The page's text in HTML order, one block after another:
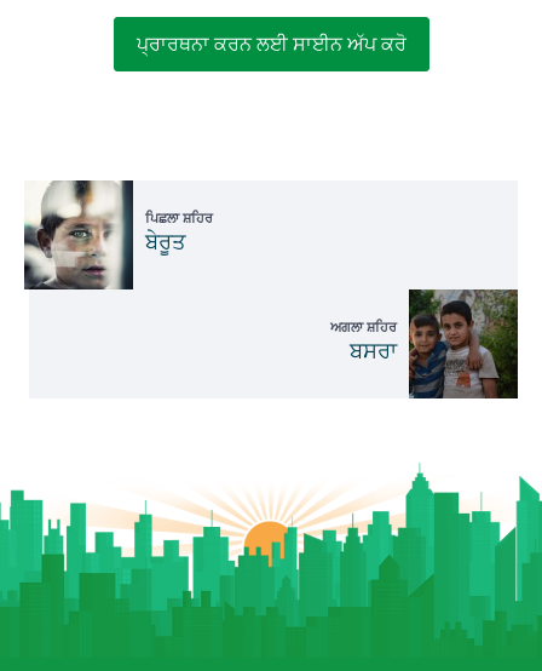
ਪ੍ਰਾਰਥਨਾ ਕਰਨ ਲਈ ਸਾਈਨ ਅੱਪ ਕਰੋ
ਪਿਛਲਾ ਸ਼ਹਿਰ
ਬੇਰੂਤ
ਅਗਲਾ ਸ਼ਹਿਰ
ਬਸਰਾ